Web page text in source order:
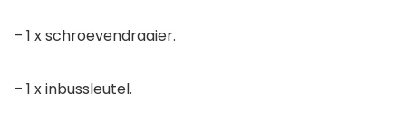
– 1 x schroevendraaier.
– 1 x inbussleutel.